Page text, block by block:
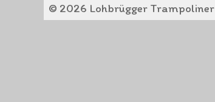
© 2026 Lohbrügger Trampoliner